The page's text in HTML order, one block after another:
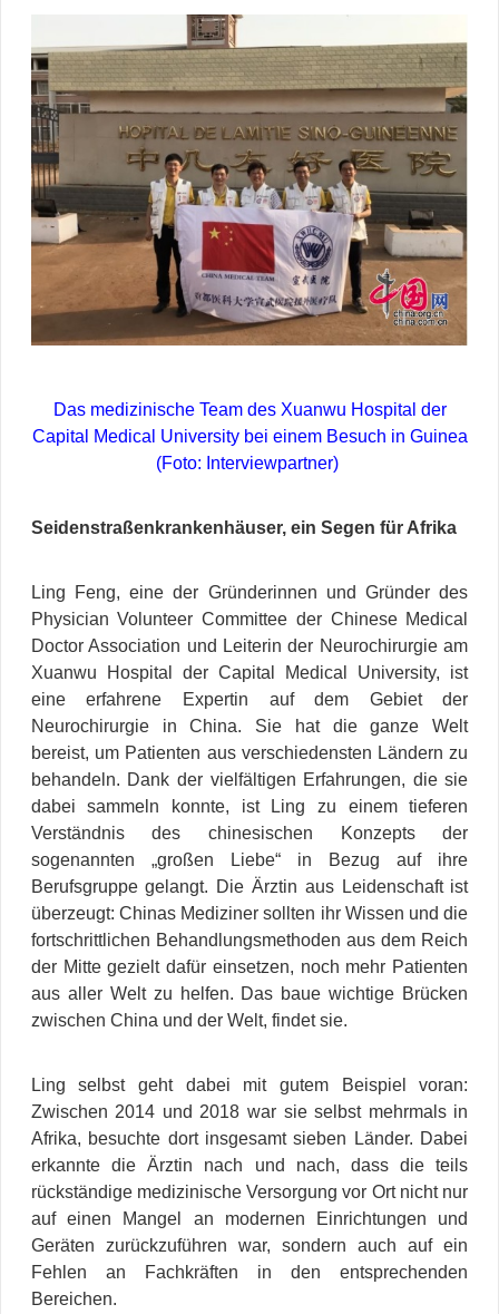
Das medizinische Team des Xuanwu Hospital der
Capital Medical University bei einem Besuch in Guinea
(Foto: Interviewpartner)
Seidenstraßenkrankenhäuser, ein Segen für Afrika
Ling Feng, eine der Gründerinnen und Gründer des
Physician Volunteer Committee der Chinese Medical
Doctor Association und Leiterin der Neurochirurgie am
Xuanwu Hospital der Capital Medical University, ist
eine erfahrene Expertin auf dem Gebiet der
Neurochirurgie in China. Sie hat die ganze Welt
bereist, um Patienten aus verschiedensten Ländern zu
behandeln. Dank der vielfältigen Erfahrungen, die sie
dabei sammeln konnte, ist Ling zu einem tieferen
Verständnis des chinesischen Konzepts der
sogenannten „großen Liebe“ in Bezug auf ihre
Berufsgruppe gelangt. Die Ärztin aus Leidenschaft ist
überzeugt: Chinas Mediziner sollten ihr Wissen und die
fortschrittlichen Behandlungsmethoden aus dem Reich
der Mitte gezielt dafür einsetzen, noch mehr Patienten
aus aller Welt zu helfen. Das baue wichtige Brücken
zwischen China und der Welt, findet sie.
Ling selbst geht dabei mit gutem Beispiel voran:
Zwischen 2014 und 2018 war sie selbst mehrmals in
Afrika, besuchte dort insgesamt sieben Länder. Dabei
erkannte die Ärztin nach und nach, dass die teils
rückständige medizinische Versorgung vor Ort nicht nur
auf einen Mangel an modernen Einrichtungen und
Geräten zurückzuführen war, sondern auch auf ein
Fehlen an Fachkräften in den entsprechenden
Bereichen.